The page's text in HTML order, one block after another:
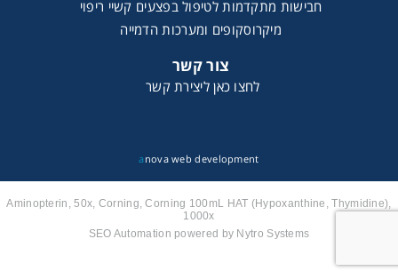
חבישות מתקדמות לטיפול בפצעים קשיי ריפוי
מיקרוסקופים ומערכות הדמייה
צור קשר
לחצו כאן ליצירת קשר
a nova web development
Aminopterin, 50x, Corning, Corning 100mL HAT (Hypoxanthine, Thymidine),
1000x
SEO Automation powered by Nytro Systems